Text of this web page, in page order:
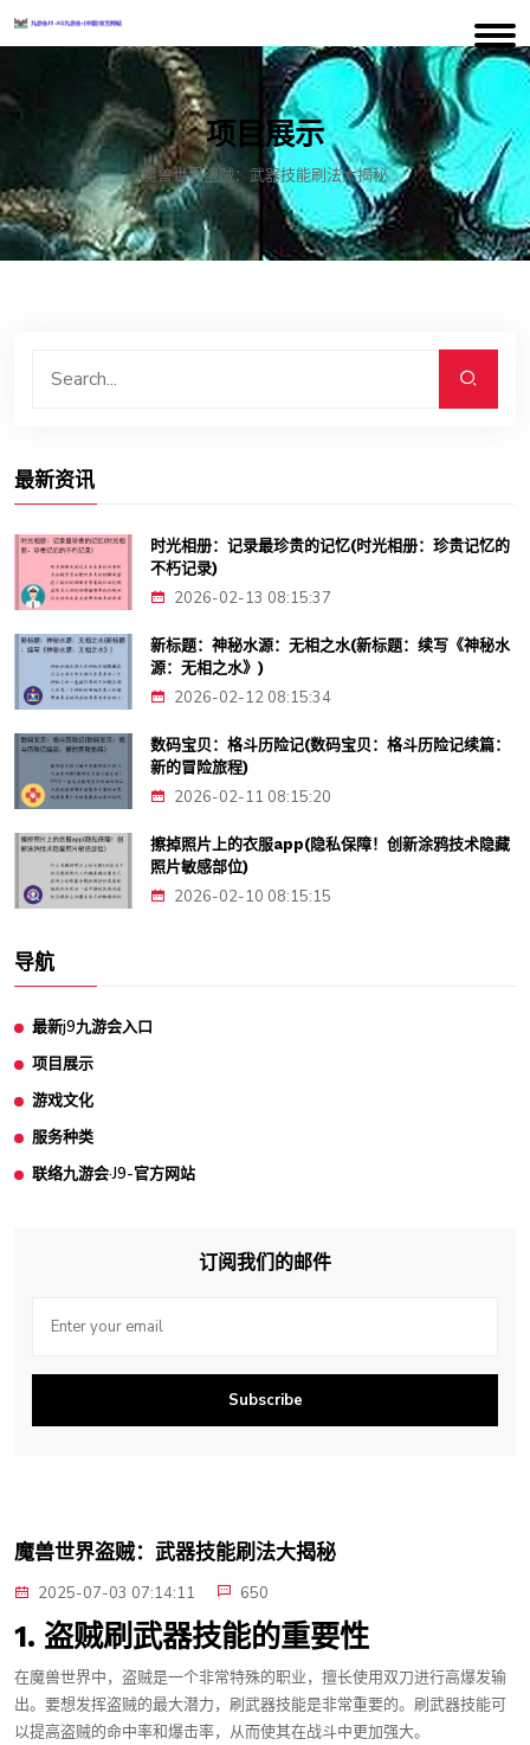
项目展示
魔兽世界盗贼：武器技能刷法大揭秘
最新资讯
时光相册：记录最珍贵的记忆(时光相册：珍贵记忆的
不朽记录)
2026-02-13 08:15:37
新标题：神秘水源：无相之水(新标题：续写《神秘水
源：无相之水》)
2026-02-12 08:15:34
数码宝贝：格斗历险记(数码宝贝：格斗历险记续篇：
新的冒险旅程)
2026-02-11 08:15:20
擦掉照片上的衣服app(隐私保障！创新涂鸦技术隐藏
照片敏感部位)
2026-02-10 08:15:15
导航
最新j9九游会入口
项目展示
游戏文化
服务种类
联络九游会·J9-官方网站
订阅我们的邮件
Subscribe
魔兽世界盗贼：武器技能刷法大揭秘
2025-07-03 07:14:11 650
1. 盗贼刷武器技能的重要性
在魔兽世界中，盗贼是一个非常特殊的职业，擅长使用双刀进行高爆发输
出。要想发挥盗贼的最大潜力，刷武器技能是非常重要的。刷武器技能可
以提高盗贼的命中率和爆击率，从而使其在战斗中更加强大。